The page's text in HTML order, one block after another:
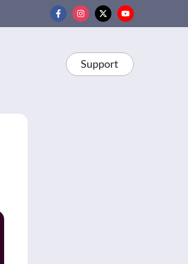
Support